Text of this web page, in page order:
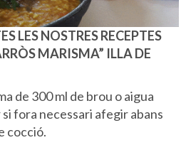
LES NOSTRES RECEPTES
MARISMA” ILLA DE
de 300 ml de brou o aigua
fora necessari afegir abans
cocció.